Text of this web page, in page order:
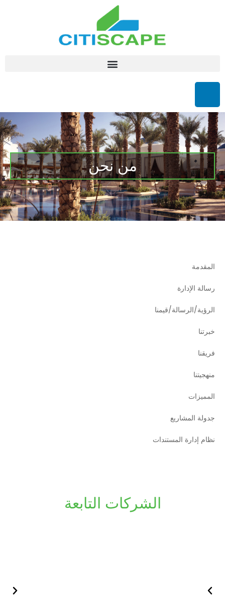
من نحن
المقدمة
رسالة الإدارة
الرؤية/الرسالة/قيمنا
خبرتنا
فريقنا
منهجيتنا
المميزات
جدولة المشاريع
نظام إدارة المستندات
الشركات التابعة